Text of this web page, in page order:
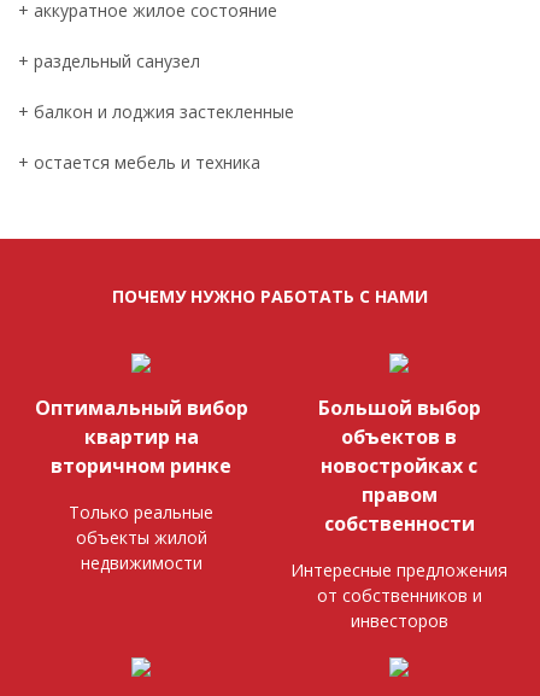
+ аккуратное жилое состояние
+ раздельный санузел
+ балкон и лоджия застекленные
+ остается мебель и техника
ПОЧЕМУ НУЖНО РАБОТАТЬ С НАМИ
Оптимальный вибор
квартир на
вторичном ринке
Только реальные
объекты жилой
недвижимости
Большой выбор
объектов в
новостройках с
правом
собственности
Интересные предложения
от собственников и
инвесторов